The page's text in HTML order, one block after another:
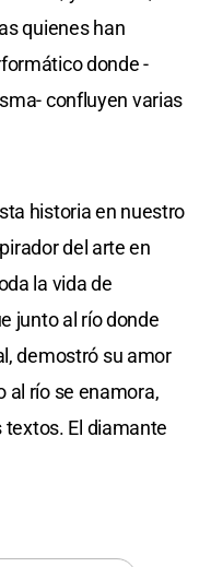
quienes han
donde -
confluyen varias
historia en nuestro
del arte en
la vida de
junto al río donde
demostró su amor
al río se enamora,
textos. El diamante